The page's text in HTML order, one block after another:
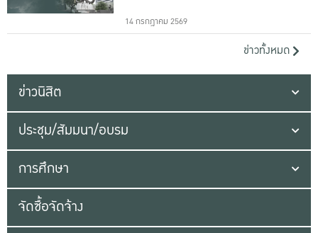
14 กรกฎาคม 2569
ข่าวทั้งหมด
ข่าวนิสิต
ประชุม/สัมมนา/อบรม
การศึกษา
จัดซื้อจัดจ้าง